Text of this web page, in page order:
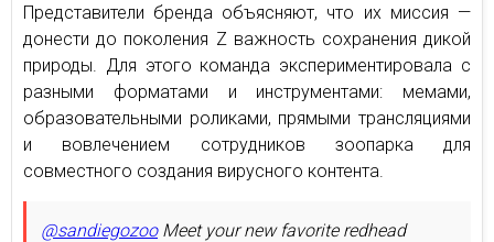
Представители бренда объясняют, что их миссия —
донести до поколения Z важность сохранения дикой
природы. Для этого команда экспериментировала с
разными форматами и инструментами: мемами,
образовательными роликами, прямыми трансляциями
и вовлечением сотрудников зоопарка для
совместного создания вирусного контента.
@sandiegozooMeet your new favorite redhead